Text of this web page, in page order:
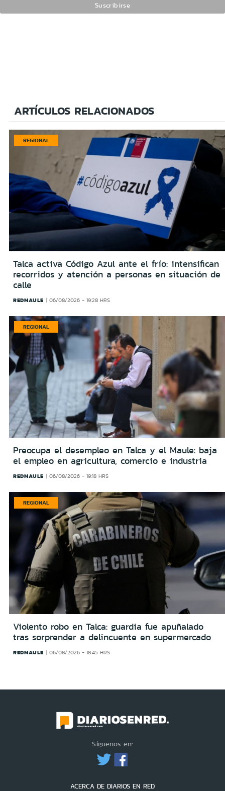
ARTÍCULOS RELACIONADOS
REGIONAL
Talca activa Código Azul ante el frío: intensifican
recorridos y atención a personas en situación de
calle
REDMAULE 06/08/2026 - 19:28 HRS
REGIONAL
Preocupa el desempleo en Talca y el Maule: baja
el empleo en agricultura, comercio e industria
REDMAULE 06/08/2026 - 19:18 HRS
REGIONAL
Violento robo en Talca: guardia fue apuñalado
tras sorprender a delincuente en supermercado
REDMAULE 06/08/2026 - 18:45 HRS
Síguenos en:
ACERCA DE DIARIOS EN RED